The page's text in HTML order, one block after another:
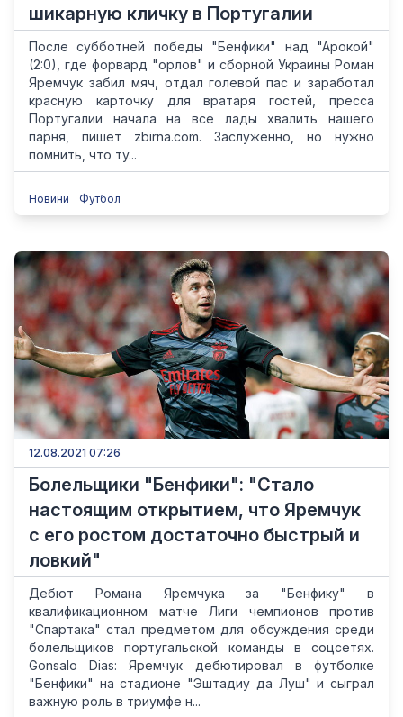
шикарную кличку в Португалии
После субботней победы "Бенфики" над "Арокой"
(2:0), где форвард "орлов" и сборной Украины Роман
Яремчук забил мяч, отдал голевой пас и заработал
красную карточку для вратаря гостей, пресса
Португалии начала на все лады хвалить нашего
парня, пишет zbirna.com. Заслуженно, но нужно
помнить, что ту...
Новини Футбол
12.08.2021 07:26
Болельщики "Бенфики": "Стало
настоящим открытием, что Яремчук
с его ростом достаточно быстрый и
ловкий"
Дебют Романа Яремчука за "Бенфику" в
квалификационном матче Лиги чемпионов против
"Спартака" стал предметом для обсуждения среди
болельщиков португальской команды в соцсетях.
Gonsalo Dias: Яремчук дебютировал в футболке
"Бенфики" на стадионе "Эштадиу да Луш" и сыграл
важную роль в триумфе н...